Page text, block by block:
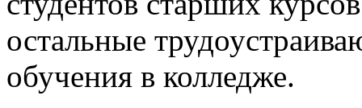
остальные
обучения в колледже.